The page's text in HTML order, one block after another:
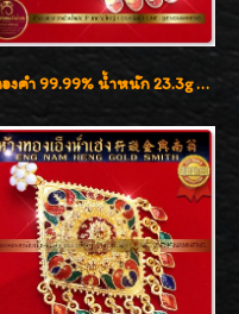
จี้ทองคำ 99.99% น้ำหนัก 23.3g งานทองสุโขทัยลงยา ประดับทับทิมน้ำงาม